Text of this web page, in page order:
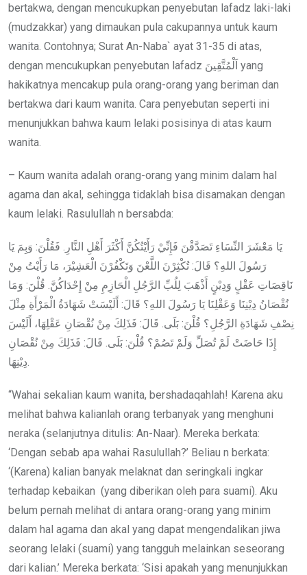
bertakwa, dengan mencukupkan penyebutan lafadz laki-laki
(mudzakkar) yang dimaukan pula cakupannya untuk kaum
wanita. Contohnya; Surat An-Naba` ayat 31-35 di atas,
dengan mencukupkan penyebutan lafadz اَلْمُتَّقِينَ yang
hakikatnya mencakup pula orang-orang yang beriman dan
bertakwa dari kaum wanita. Cara penyebutan seperti ini
menunjukkan bahwa kaum lelaki posisinya di atas kaum
wanita.
– Kaum wanita adalah orang-orang yang minim dalam hal
agama dan akal, sehingga tidaklah bisa disamakan dengan
kaum lelaki. Rasulullah n bersabda:
يَا مَعْشَرَ النِّسَاءِ تَصَدَّقْنَ فَإِنِّيْ رَأَيْتُكُنَّ أَكْثَرَ أَهْلِ النَّارِ. فَقُلْنَ: وَبِمَ يَا
رَسُولَ اللهِ؟ قَالَ: تُكْثِرْنَ اللَّعْنَ وَتَكْفُرْنَ الْعَشِيْرَ، مَا رَأَيْتُ مِنْ
نَاقِصَاتِ عَقْلٍ وَدِيْنٍ أَذْهَبَ لِلُبِّ الرَّجُلِ الْحَازِمِ مِنْ إِحْدَاكُنَّ. قُلْنَ: وَمَا
نُقْصَانُ دِيْنِنَا وَعَقْلِنَا يَا رَسُولَ اللهِ؟ قَالَ: أَلَيْسَتْ شَهَادَةُ الْمَرْأَةِ مِثْلَ
نِصْفِ شَهَادَةِ الرَّجُلِ؟ قُلْنَ: بَلَى. قَالَ: فَذَلِكَ مِنْ نُقْصَانِ عَقْلِهَا، أَلَيْسَ
إِذَا حَاضَتْ لَمْ تُصَلِّ وَلَمْ تَصُمْ؟ قُلْنَ: بَلَى. قَالَ: فَذَلِكَ مِنْ نُقْصَانِ
“Wahai sekalian kaum wanita, bershadaqahlah! Karena aku
melihat bahwa kalianlah orang terbanyak yang menghuni
neraka (selanjutnya ditulis: An-Naar). Mereka berkata:
‘Dengan sebab apa wahai Rasulullah?’ Beliau n berkata:
‘(Karena) kalian banyak melaknat dan seringkali ingkar
terhadap kebaikan (yang diberikan oleh para suami). Aku
belum pernah melihat di antara orang-orang yang minim
dalam hal agama dan akal yang dapat mengendalikan jiwa
seorang lelaki (suami) yang tangguh melainkan seseorang
dari kalian.’ Mereka berkata: ‘Sisi apakah yang menunjukkan